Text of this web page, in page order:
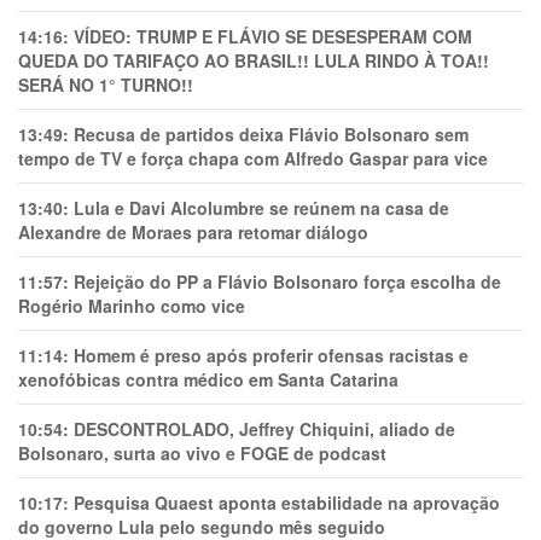
14:16: VÍDEO: TRUMP E FLÁVIO SE DESESPERAM COM
QUEDA DO TARIFAÇO AO BRASIL!! LULA RINDO À TOA!!
SERÁ NO 1° TURNO!!
13:49: Recusa de partidos deixa Flávio Bolsonaro sem
tempo de TV e força chapa com Alfredo Gaspar para vice
13:40: Lula e Davi Alcolumbre se reúnem na casa de
Alexandre de Moraes para retomar diálogo
11:57: Rejeição do PP a Flávio Bolsonaro força escolha de
Rogério Marinho como vice
11:14: Homem é preso após proferir ofensas racistas e
xenofóbicas contra médico em Santa Catarina
10:54: DESCONTROLADO, Jeffrey Chiquini, aliado de
Bolsonaro, surta ao vivo e FOGE de podcast
10:17: Pesquisa Quaest aponta estabilidade na aprovação
do governo Lula pelo segundo mês seguido